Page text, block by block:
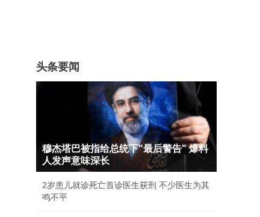
头条要闻
穆杰塔巴被指给总统下"最后警告" 爆料
人发声意味深长
2岁患儿就诊死亡首诊医生获刑 不少医生为其
鸣不平